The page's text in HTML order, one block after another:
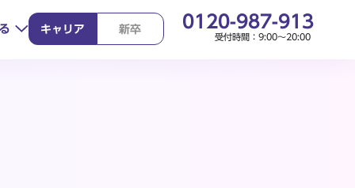
キャリア 新卒 0120-987-913
受付時間：9:00～20:00